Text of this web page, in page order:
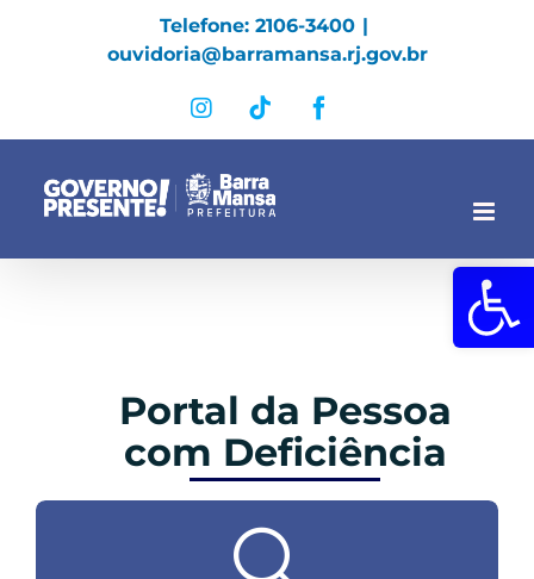
Abrir a
Telefone: 2106-3400 |
ouvidoria@barramansa.rj.gov.br
InstagramTiktok
Portal da Pessoa
com Deficiência